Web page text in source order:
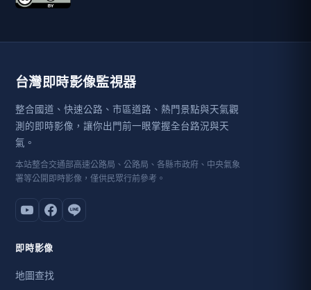
台灣即時影像監視器
整合國道、快速公路、市區道路、熱門景點與天氣觀
測的即時影像，讓你出門前一眼掌握全台路況與天
氣。
本站整合交通部高速公路局、公路局、各縣市政府、中央氣象
署等公開即時影像，僅供民眾行前參考。
即時影像
地圖查找